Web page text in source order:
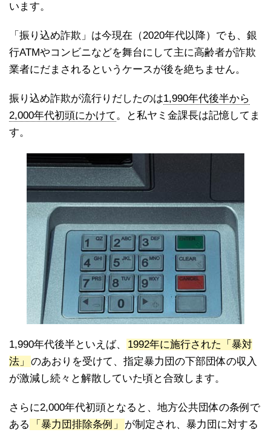
います。
「振り込め詐欺」は今現在（2020年代以降）でも、銀
行ATMやコンビニなどを舞台にして主に高齢者が詐欺
業者にだまされるというケースが後を絶ちません。
振り込め詐欺が流行りだしたのは1,990年代後半から
2,000年代初頭にかけて。と私ヤミ金課長は記憶してま
す。
1,990年代後半といえば、
1992年に施行された「暴対
法」
のあおりを受けて、指定暴力団の下部団体の収入
が激減し続々と解散していた頃と合致します。
さらに2,000年代初頭となると、地方公共団体の条例で
ある
「暴力団排除条例」
が制定され、暴力団に対する